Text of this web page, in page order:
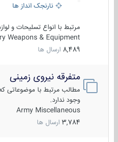
نارنجک انداز ها
مرتبط با انواع تسلیحات و لوازم
Weapons & Equipment
8,489 ارسال ها
متفرقه نیروی زمینی
مطالب مرتبط با موضوعاتی
وجود ندارد.
Army Miscellaneous
3,784 ارسال ها